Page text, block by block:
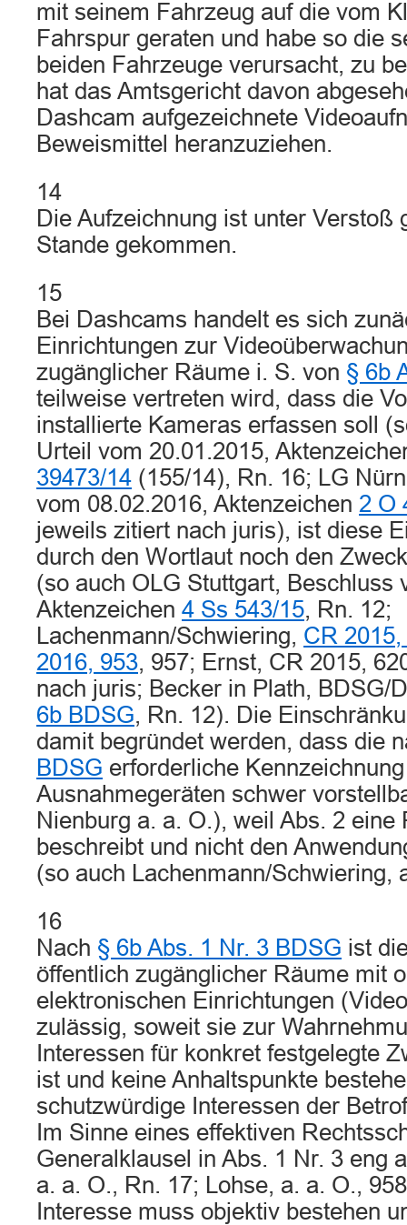
mit seinem Fahrzeug auf die vom
Fahrspur geraten und habe so die
beiden Fahrzeuge verursacht, zu
hat das Amtsgericht davon
Dashcam aufgezeichnete
Beweismittel heranzuziehen.
14
Die Aufzeichnung ist unter Verstoß
Stande gekommen.
15
Bei Dashcams handelt es sich
Einrichtungen zur
zugänglicher Räume i. S. von § 6b
teilweise vertreten wird, dass die
installierte Kameras erfassen soll
Urteil vom 20.01.2015,
39473/14 (155/14), Rn. 16; LG
vom 08.02.2016, Aktenzeichen 2 O
jeweils zitiert nach juris), ist diese
durch den Wortlaut noch den
(so auch OLG Stuttgart, Beschluss
Aktenzeichen 4 Ss 543/15, Rn. 12;
Lachenmann/Schwiering, CR 2015,
2016, 953, 957; Ernst, CR 2015,
nach juris; Becker in Plath, BDSG/
6b BDSG, Rn. 12). Die
damit begründet werden, dass die
BDSG erforderliche
Ausnahmegeräten schwer
Nienburg a. a. O.), weil Abs. 2 eine
beschreibt und nicht den
(so auch Lachenmann/Schwiering,
16
Nach § 6b Abs. 1 Nr. 3 BDSG ist
öffentlich zugänglicher Räume mit
elektronischen Einrichtungen
zulässig, soweit sie zur
Interessen für konkret festgelegte
ist und keine Anhaltspunkte
schutzwürdige Interessen der
Im Sinne eines effektiven
Generalklausel in Abs. 1 Nr. 3 eng
a. a. O., Rn. 17; Lohse, a. a. O.,
Interesse muss objektiv bestehen